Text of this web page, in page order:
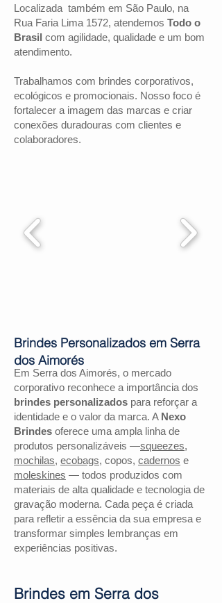
Localizada também em São Paulo, na
Rua Faria Lima 1572, atendemos Todo o
Brasil com agilidade, qualidade e um bom
atendimento.
Trabalhamos com brindes corporativos,
ecológicos e promocionais. Nosso foco é
fortalecer a imagem das marcas e criar
conexões duradouras com clientes e
colaboradores.
Em Serra dos Aimorés, o mercado
corporativo reconhece a importância dos
brindes personalizados para reforçar a
identidade e o valor da marca. A Nexo
Brindes oferece uma ampla linha de
produtos personalizáveis —squeezes,
mochilas, ecobags, copos, cadernos e
moleskines — todos produzidos com
materiais de alta qualidade e tecnologia de
gravação moderna. Cada peça é criada
para refletir a essência da sua empresa e
transformar simples lembranças em
experiências positivas.
Brindes Personalizados em Serra
dos Aimorés
Brindes em Serra dos